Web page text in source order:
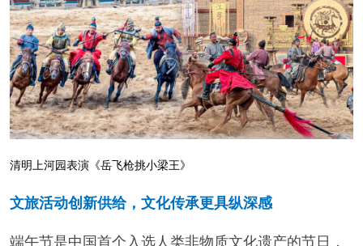
清明上河园表演《岳飞枪挑小梁王》
文旅活动创新供给，文化传承更具纵深感
端午节是中国首个入选人类非物质文化遗产的节日，